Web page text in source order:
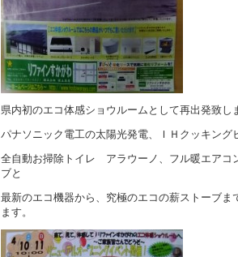
県内初のエコ体感ショウルームとして再出発致し
パナソニック電工の太陽光発電、ＩＨクッキング
全自動お掃除トイレ アラウーノ、フル暖エアコ
ブと
最新のエコ機器から、究極のエコの薪ストーブま
ます。